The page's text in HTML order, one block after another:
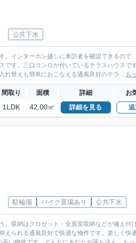
公共下水
。インターホン越しに来訪者を確認できるので
です。三口コンロが付いているテラスハウスで
れ替えも簡単におこなえる通風良好のテラ... も
間取り 面積 詳細 お
1LDK 42.00㎡ 詳細を見る
駐輪場 バイク置場あり 公共下水
。収納はクロゼット・全居室収納などが備え付
えられる通風良好で快適な物件です。楽しく快